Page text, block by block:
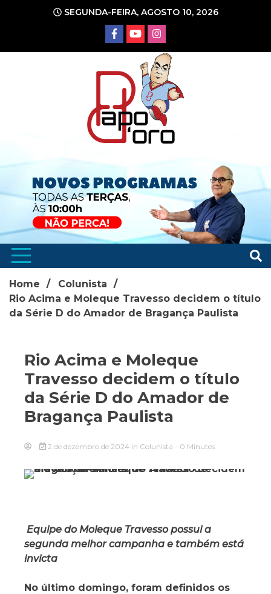
conteúdo
SEGUNDA-FEIRA, AGOSTO 10, 2026
Home
Colunista
Rio Acima e Moleque Travesso decidem o título
da Série D do Amador de Bragança Paulista
Rio Acima e Moleque
Travesso decidem o título
da Série D do Amador de
Bragança Paulista
2 de dezembro de 2024 in Colunista - 0 Minutes
Equipe do Moleque Travesso possui a
segunda melhor campanha e também está
invicta
No último domingo, foram definidos os